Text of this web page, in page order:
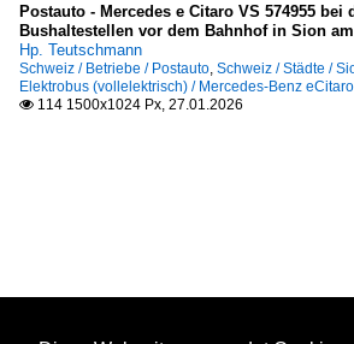
Postauto - Mercedes e Citaro VS 574955 bei
Bushaltestellen vor dem Bahnhof in Sion am
Hp. Teutschmann
Schweiz / Betriebe / Postauto, Schweiz / Städte /
Elektrobus (vollelektrisch) / Mercedes-Benz eCitaro
 114 1500x1024 Px, 27.01.2026